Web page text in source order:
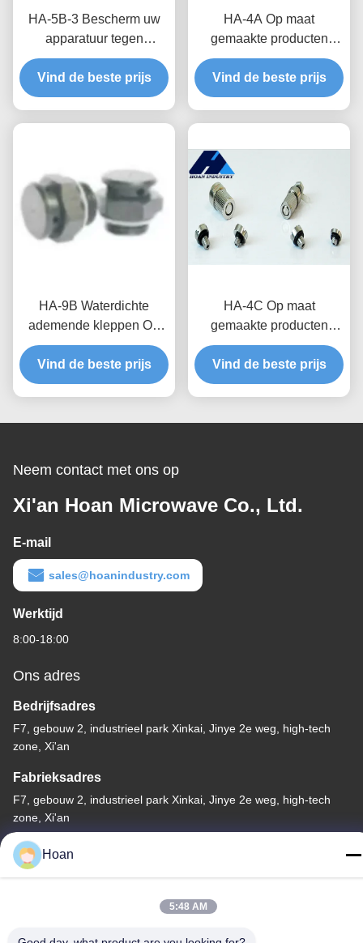
HA-5B-3 Bescherm uw
apparatuur tegen
drukverschillen en
vochtige omgevingen met
aangepaste waterdichte
Vind de beste prijs
HA-4A Op maat
gemaakte producten
Waterdicht ademend
ventiel voor optimale
bescherming van
Vind de beste prijs
HA-9B Waterdichte
ademende kleppen Op
maat gemaakte producten
voor
consumentenelektronica
Vind de beste prijs
HA-4C Op maat
gemaakte producten
Waterdicht en ademend
klep voor betere
warmteafvoer en
lampen
Vind de beste prijs
Neem contact met ons op
Xi'an Hoan Microwave Co., Ltd.
E-mail
sales@hoanindustry.com
Werktijd
8:00-18:00
Ons adres
Bedrijfsadres
F7, gebouw 2, industrieel park Xinkai, Jinye 2e weg, high-tech
zone, Xi'an
Fabrieksadres
F7, gebouw 2, industrieel park Xinkai, Jinye 2e weg, high-tech
zone, Xi'an
Telefoon
86--18740357801
Hoan
5:48 AM